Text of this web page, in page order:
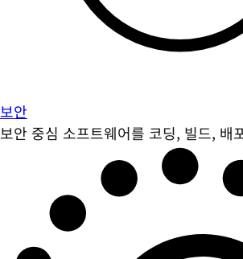
보안
보안 중심 소프트웨어를 코딩, 빌드, 배